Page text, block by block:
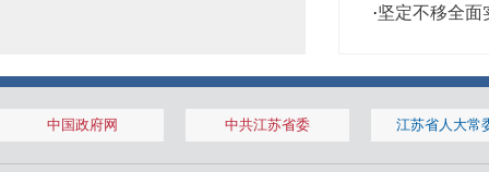
·坚定不移全面
中国政府网 中共江苏省委 江苏省人大常